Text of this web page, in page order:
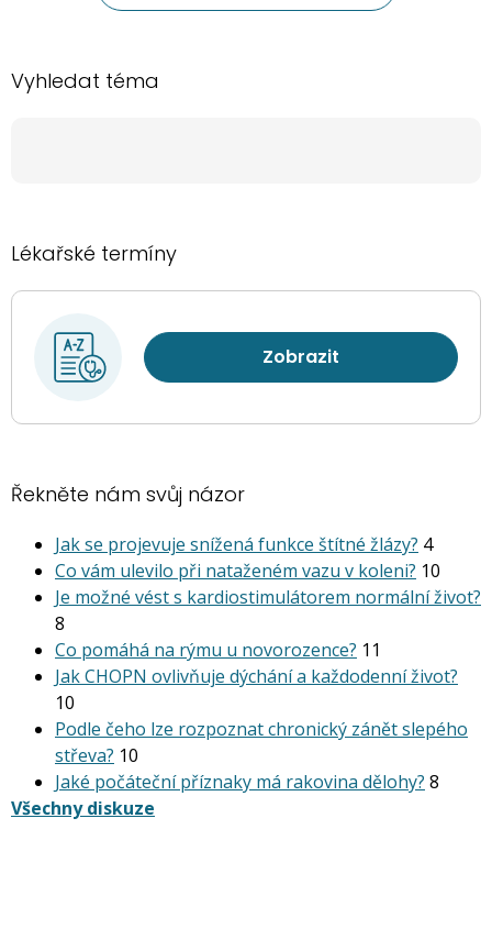
Vyhledat téma
Lékařské termíny
Zobrazit
Řekněte nám svůj názor
Jak se projevuje snížená funkce štítné žlázy? 4
Co vám ulevilo při nataženém vazu v koleni? 10
Je možné vést s kardiostimu­látorem normální život?
8
Co pomáhá na rýmu u novorozence? 11
Jak CHOPN ovlivňuje dýchání a každodenní život?
10
Podle čeho lze rozpoznat chronický zánět slepého
střeva? 10
Jaké počáteční příznaky má rakovina dělohy? 8
Všechny diskuze